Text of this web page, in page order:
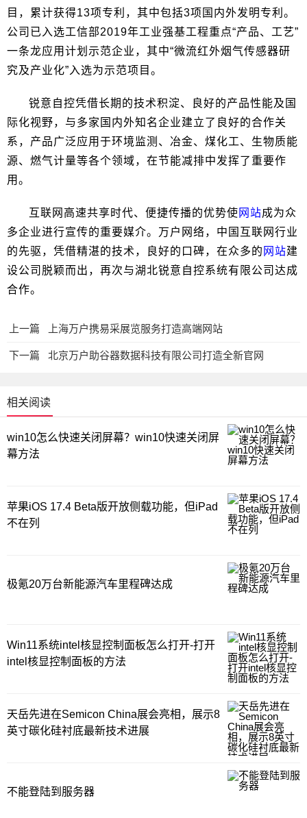
目，累计获得13项专利，其中包括3项国内外发明专利。
公司已入选工信部2019年工业强基工程重点“产品、工艺”
一条龙应用计划示范企业，其中“微流红外烟气传感器研
究及产业化”入选为示范项目。
锐意自控凭借长期的技术积淀、良好的产品性能及国
际化视野，与多家国内外知名企业建立了良好的合作关
系，产品广泛应用于环境监测、冶金、煤化工、生物质能
源、燃气计量等各个领域，在节能减排中发挥了重要作
用。
互联网高速共享时代、便捷传播的优势使 网站成为众
多企业进行宣传的重要媒介。万户网络，中国互联网行业
的先驱，凭借精湛的技术，良好的口碑，在众多的 网站建
设公司脱颖而出，再次与湖北锐意自控系统有限公司达成
合作。
上一篇 上海万户携易采展览服务打造高端网站
下一篇 北京万户助谷器数据科技有限公司打造全新官网
相关阅读
win10怎么快速关闭屏幕？win10快速关闭屏
幕方法
苹果iOS 17.4 Beta版开放侧载功能，但iPad
不在列
极氪20万台新能源汽车里程碑达成
Win11系统intel核显控制面板怎么打开-打开
intel核显控制面板的方法
天岳先进在Semicon China展会亮相，展示8
英寸碳化硅衬底最新技术进展
不能登陆到服务器